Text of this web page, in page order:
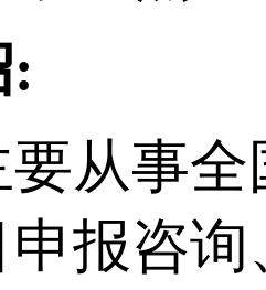
:
从事全
报咨